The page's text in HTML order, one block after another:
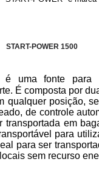
START-POWER 1500
é uma fonte para
É composta por
qualquer posição,
de controle
em
para
para ser
sem recurso